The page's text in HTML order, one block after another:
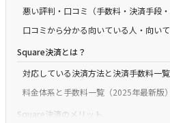
悪い評判・口コミ（手数料・決済手段・
口コミから分かる向いている人・向い
Square決済とは？
対応している決済方法と決済手数料一覧
料金体系と手数料一覧（2025年最新版）
Square決済のメリット